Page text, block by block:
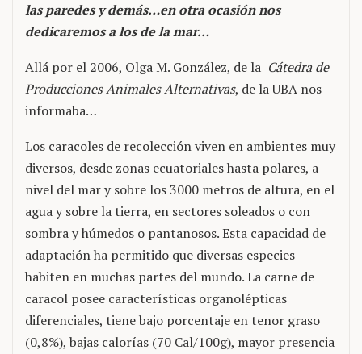
las paredes y demás…en otra ocasión nos
dedicaremos a los de la mar…
Allá por el 2006, Olga M. González, de la Cátedra de
Producciones Animales Alternativas, de la UBA nos
informaba…
Los caracoles de recolección viven en ambientes muy
diversos, desde zonas ecuatoriales hasta polares, a
nivel del mar y sobre los 3000 metros de altura, en el
agua y sobre la tierra, en sectores soleados o con
sombra y húmedos o pantanosos. Esta capacidad de
adaptación ha permitido que diversas especies
habiten en muchas partes del mundo. La carne de
caracol posee características organolépticas
diferenciales, tiene bajo porcentaje en tenor graso
(0,8%), bajas calorías (70 Cal/100g), mayor presencia